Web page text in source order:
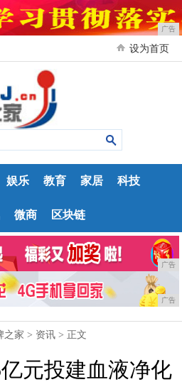
广告
设为首页
娱乐 教育 家居 科技
微商 区块链
广告
广告
之家 > 资讯 > 正文
元投建血液净化